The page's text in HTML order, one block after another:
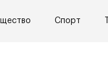
Спорт